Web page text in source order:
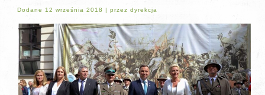
Dodane 12 września 2018 |przez dyrekcja